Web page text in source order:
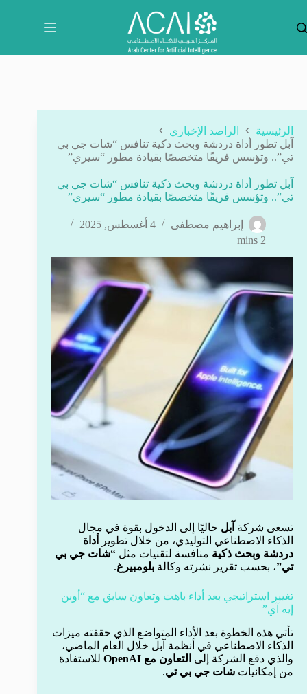
المحتوى
الرئيسية
الراصد الإخباري
آبل تطور أداة دردشة وبحث ذكية تنافس “شات جي بي
تي”.. وتؤسس فريقًا متخصصًا بقيادة مطور “سيري”
آبل تطور أداة دردشة وبحث ذكية تنافس “شات جي بي
تي”.. وتؤسس فريقًا متخصصًا بقيادة مطور “سيري”
إبراهيم مصطفى
4 أغسطس, 2025
2 mins
تسعى شركة آبل حاليًا إلى الدخول بقوة في مجال
الذكاء الاصطناعي التوليدي، من خلال تطوير
أداة
دردشة وبحث ذكية منافسة لتقنيات مثل “شات جي بي
تي”، بحسب تقرير نشرته وكالة بلومبيرغ.
تغيير استراتيجي بعد أداء باهت وتعاون سابق مع “أوبن
إيه آي”
تأتي هذه الخطوة بعد الأداء المتواضع الذي حققته ميزات
الذكاء الاصطناعي في أنظمة آبل خلال العام الماضي،
والذي دفع الشركة إلى التعاون مع OpenAI
للاستفادة
من إمكانيات شات جي بي تي.